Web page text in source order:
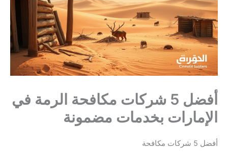
أفضل 5 شركات مكافحة الرمة في
الإمارات بخدمات مضمونة
أفضل 5 شركات مكافحة